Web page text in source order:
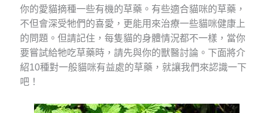
你的愛貓摘種一些有機的草藥。有些適合貓咪的草藥，
不但會深受牠們的喜愛，更能用來治療一些貓咪健康上
的問題。但請記住，每隻貓的身體情況都不一樣，當你
要嘗試給牠吃草藥時，請先與你的獸醫討論。下面將介
紹10種對一般貓咪有益處的草藥，就讓我們來認識一下
吧！